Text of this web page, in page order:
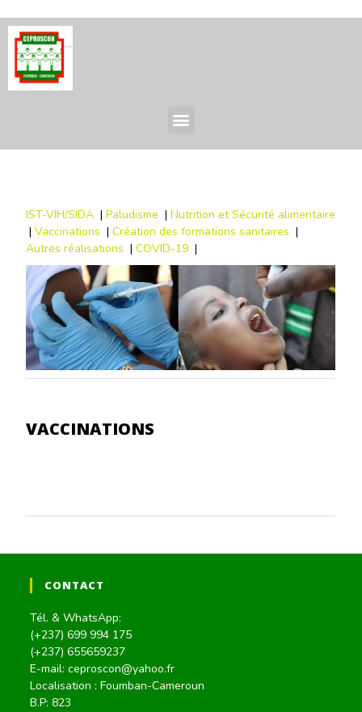
IST-VIH/SIDA |Paludisme |Nutrition et Sécurité alimentaire
|Vaccinations |Création des formations sanitaires |
Autres réalisations |COVID-19 |
VACCINATIONS
CONTACT
Tél. & WhatsApp:
(+237) 699 994 175
(+237) 655659237
E-mail: ceproscon@yahoo.fr
Localisation : Foumban-Cameroun
B.P: 823